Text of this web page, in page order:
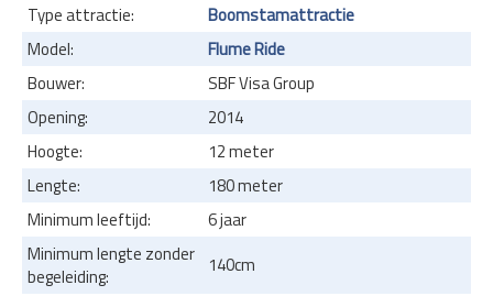
Type attractie:
Boomstamattractie
Model:
Flume Ride
Bouwer:
SBF Visa Group
Opening:
2014
Hoogte:
12 meter
Lengte:
180 meter
Minimum leeftijd:
6 jaar
Minimum lengte zonder
begeleiding:
140cm